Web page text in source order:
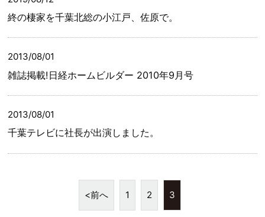
終の棲家を千葉北総の小江戸、佐原で。
2013/08/01
雑誌掲載!日経ホームビルダー 2010年9月号
2013/08/01
千葉テレビに社長が出演しました。
<前へ 1 2 3